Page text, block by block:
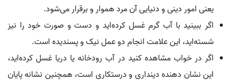
یعنی امور دینی و دنیایی آن مرد هموار و برقرار می‌شود.
اگر ببینید با آب گرم غسل کرده‌اید و دست و صورت خود را نیز
شسته‌اید، این علامت انجام دو عمل نیک و پسندیده است.
اگر در خواب مشاهده کنید در آب رودخانه یا دریا غسل کرده‌اید،
این نشان دهنده دینداری و درستکاری است، همچنین نشانه پایان